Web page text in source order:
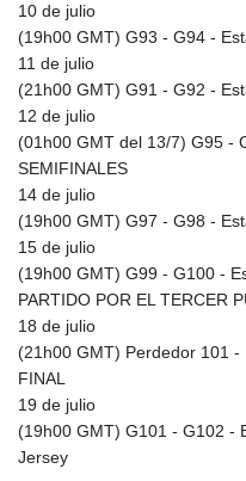
10 de julio
(19h00 GMT) G93 - G94 -
11 de julio
(21h00 GMT) G91 - G92 -
12 de julio
(01h00 GMT del 13/7) G95 -
SEMIFINALES
14 de julio
(19h00 GMT) G97 - G98 -
15 de julio
(19h00 GMT) G99 - G100 -
PARTIDO POR EL TERCER
18 de julio
(21h00 GMT) Perdedor 101
FINAL
19 de julio
(19h00 GMT) G101 - G102 -
Jersey